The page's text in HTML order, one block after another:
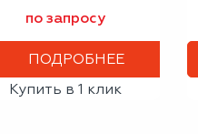
по запросу
ПОДРОБНЕЕ
Купить в 1 клик